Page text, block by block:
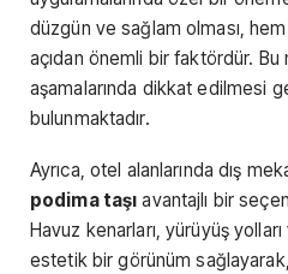
düzgün ve sağlam olması,
açıdan önemli bir faktördür. Bu
aşamalarında dikkat edilmesi
bulunmaktadır.
Ayrıca, otel alanlarında dış
podima taşı avantajlı bir
Havuz kenarları, yürüyüş
estetik bir görünüm